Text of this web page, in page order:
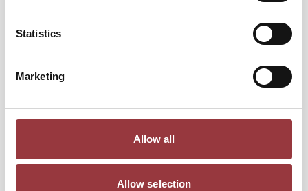
Statistics
Marketing
Allow all
Allow selection